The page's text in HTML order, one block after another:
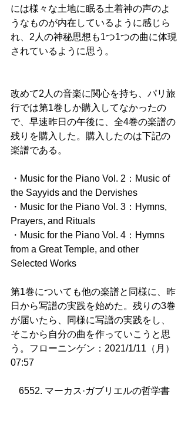
には様々な土地に眠る土着神の声のよ
うなものが内在しているように感じら
れ、2人の神秘思想も1つ1つの曲に体現
されているように思う。
改めて2人の音楽に関心を持ち、パリ旅
行では第1巻しか購入してなかったの
で、早速昨日の午後に、全4巻の楽譜の
残りを購入した。購入したのは下記の
楽譜である。
・Music for the Piano Vol. 2：Music of
the Sayyids and the Dervishes
・Music for the Piano Vol. 3：Hymns,
Prayers, and Rituals
・Music for the Piano Vol. 4：Hymns
from a Great Temple, and other
Selected Works
第1巻についても他の楽譜と同様に、昨
日から写譜の実践を始めた。残りの3巻
が届いたら、同様に写譜の実践をし、
そこから自分の曲を作っていこうと思
う。フローニンゲン：2021/1/11（月）
07:57
6552. マーカス·ガブリエルの哲学書